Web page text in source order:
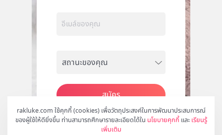
rakluke.com ใช้คุกกี้ (cookies) เพื่อวัตถุประสงค์ในการพัฒนาประสบการณ์
ของผู้ใช้ให้ดียิ่งขึ้น ท่านสามารถศึกษารายละเอียดได้ใน นโยบายคุกกี้ และ เรียนรู้
เพิ่มเติม
สมัคร